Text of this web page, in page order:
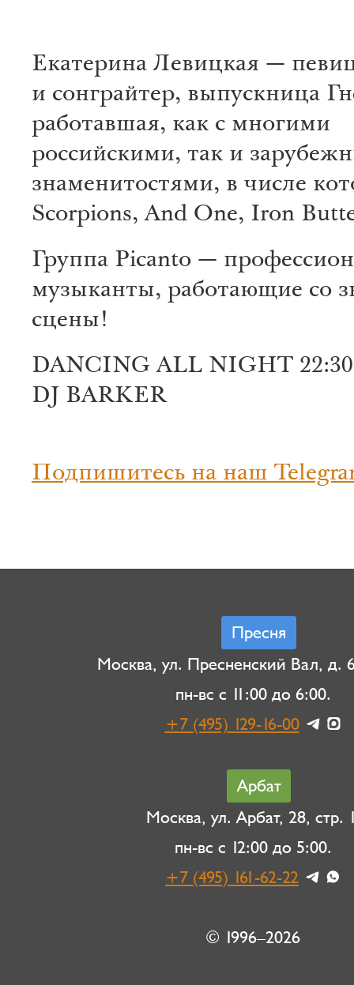
Екатерина Левицкая —
и сонграйтер, выпускница
работавшая, как с многими
российскими, так и
знаменитостями, в числе
Scorpions, And One, Iron
Группа Picanto —
музыканты, работающие со
сцены!
DANCING ALL NIGHT 22:30
DJ BARKER
Подпишитесь на наш
Пресня
Москва, ул. Пресненский Вал, д.
пн-вс с 11:00 до 6:00.
+7 (495) 129-16-00
Арбат
Москва, ул. Арбат, 28, стр.
пн-вс с 12:00 до 5:00.
+7 (495) 161-62-22
© 1996–2026